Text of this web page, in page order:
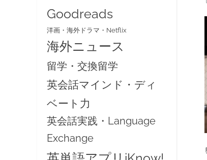
Goodreads
洋画・海外ドラマ・Netflix
海外ニュース
留学・交換留学
英会話マインド・ディ
ベート力
英会話実践・Language
Exchange